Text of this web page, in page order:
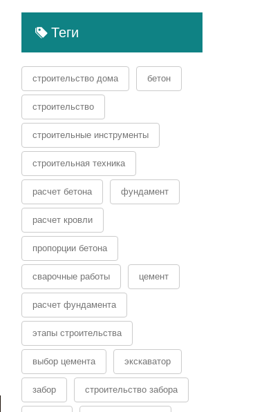
Теги
строительство дома бетон
строительство
строительные инструменты
строительная техника
расчет бетона фундамент
расчет кровли
пропорции бетона
сварочные работы цемент
расчет фундамента
этапы строительства
выбор цемента экскаватор
забор строительство забора